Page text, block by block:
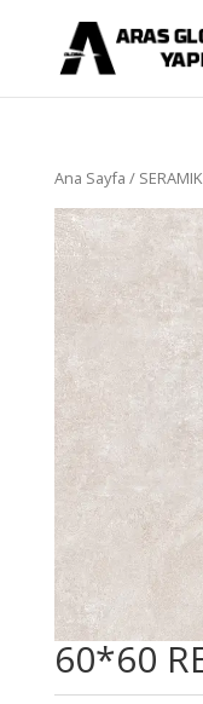
Ana Sayfa / SERAMIK
60*60